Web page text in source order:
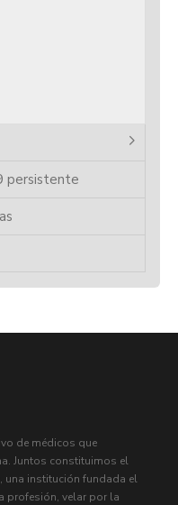
persistente
de médicos que
Juntos constituimos el
una institución fundada el
profesión, velar por la